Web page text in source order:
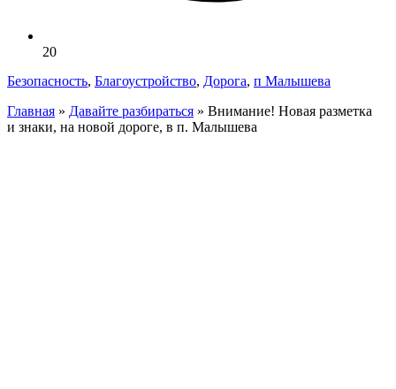
20
Безопасность, Благоустройство, Дорога, п Малышева
Главная » Давайте разбираться » Внимание! Новая разметка
и знаки, на новой дороге, в п. Малышева